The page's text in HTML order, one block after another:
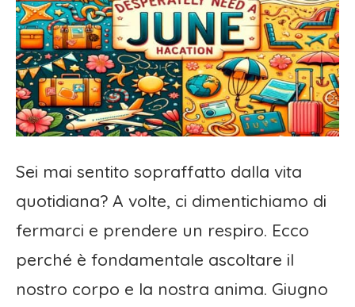
Sei mai sentito sopraffatto dalla vita
quotidiana? A volte, ci dimentichiamo di
fermarci e prendere un respiro. Ecco
perché è fondamentale ascoltare il
nostro corpo e la nostra anima. Giugno